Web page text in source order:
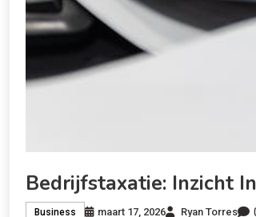
Bedrijfstaxatie: Inzicht
Business maart 17, 2026 Ryan Torres